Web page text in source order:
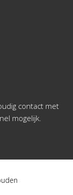
contact met
mogelijk.